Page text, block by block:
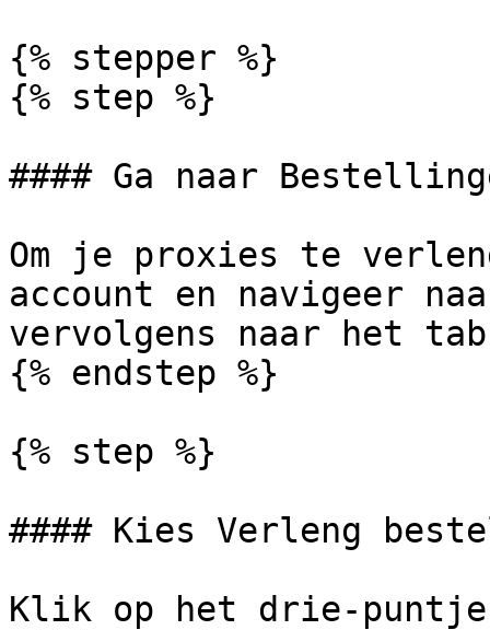
{% stepper %}
{% step %}
#### Ga naar
Om je proxies te
account en navigeer
vervolgens naar het
{% endstep %}
{% step %}
#### Kies Verleng
Klik op het drie-